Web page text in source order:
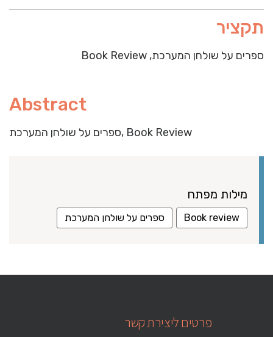
תקציר
ספרים על שולחן המערכת, Book Review
Abstract
ספרים על שולחן המערכת, Book Review
מילות מפתח
Book review ספרים על שולחן המערכת
פרטים ליצירת קשר